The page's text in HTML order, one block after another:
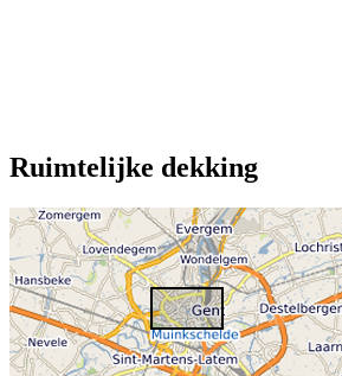
Ruimtelijke dekking